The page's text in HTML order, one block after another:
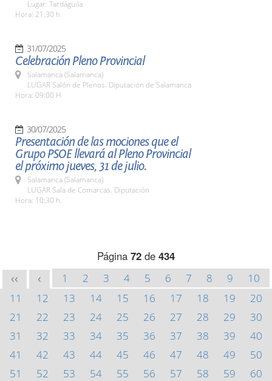
Lugar: Tardáguila
Hora: 21:30 h
31/07/2025
Celebración Pleno Provincial
Salamanca (Salamanca)
LUGAR Salón de Plenos. Diputación de Salamanca
Hora: 09:00 H
30/07/2025
Presentación de las mociones que el
Grupo PSOE llevará al Pleno Provincial
el próximo jueves, 31 de julio.
Salamanca (Salamanca)
LUGAR Sala de Comarcas. Diputación
Hora: 10:30 h.
Página 72 de 434
<< < 1 2 3 4 5 6 7 8 9
10
11
12 13 14 15 16 17 18 19
20
21
22 23 24 25 26 27 28 29
30
31
32 33 34 35 36 37 38 39
40
41
42 43 44 45 46 47 48 49
50
51
52 53 54 55 56 57 58 59
60